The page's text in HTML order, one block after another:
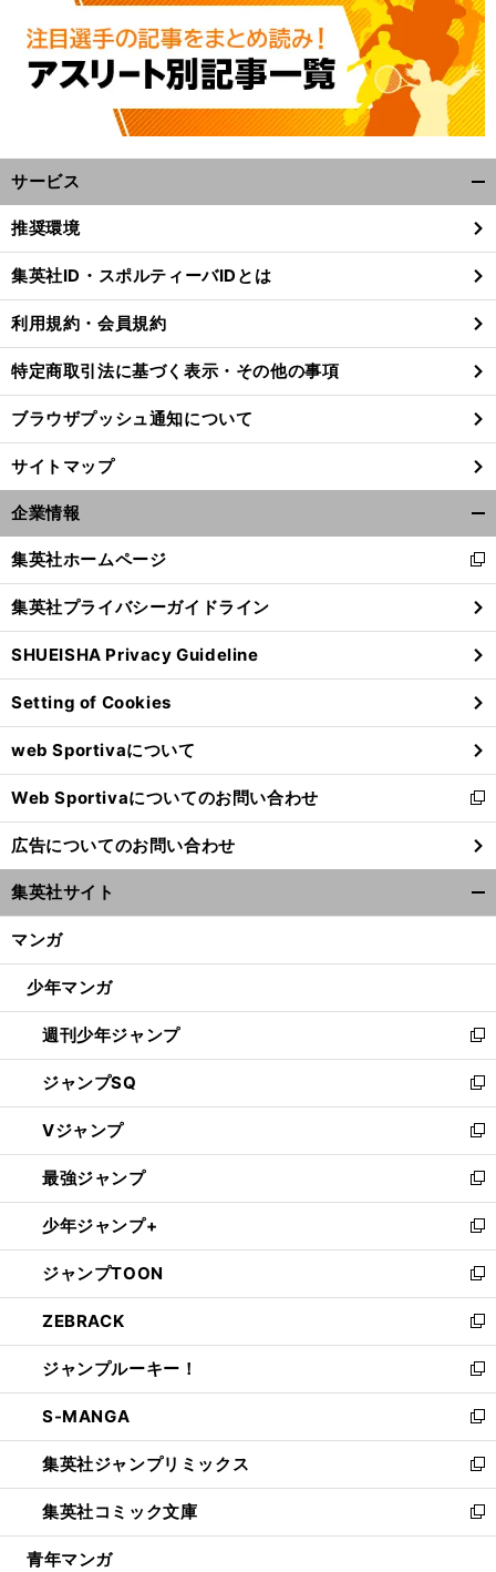
サービス
閉
る
推奨環境
集英社ID・スポルティーバIDとは
利用規約・会員規約
特定商取引法に基づく表示・その他の事項
ブラウザプッシュ通知について
サイトマップ
企業情報
閉
る
集英社ホームページ
新
し
い
ウ
ィ
ン
ド
ウ
で
開
く
集英社プライバシーガイドライン
SHUEISHA Privacy Guideline
Setting of Cookies
web Sportivaについて
Web Sportivaについてのお問い合わせ
新
し
い
ウ
ィ
ン
ウ
開
く
広告についてのお問い合わせ
集英社サイト
マンガ
少年マンガ
週刊少年ジャンプ
新
し
い
ウ
ィ
ン
ド
ウ
で
開
く
ジャンプSQ
新
し
い
ウ
ィ
ン
ド
ウ
で
開
く
Vジャンプ
新
し
い
ウ
ィ
ン
ド
ウ
で
開
く
最強ジャンプ
新
し
い
ウ
ィ
ン
ド
ウ
で
開
く
少年ジャンプ+
新
し
い
ウ
ィ
ン
ド
ウ
で
開
く
ジャンプTOON
新
し
い
ウ
ィ
ン
ド
ウ
で
開
く
ZEBRACK
新
し
い
ウ
ィ
ン
ド
ウ
で
開
ジャンプルーキー！
新
し
い
ウ
ィ
ン
ド
ウ
S-MANGA
新
し
い
ウ
ィ
ン
集英社ジャンプリミックス
新
し
い
ウ
集英社コミック文庫
新
し
青年マンガ